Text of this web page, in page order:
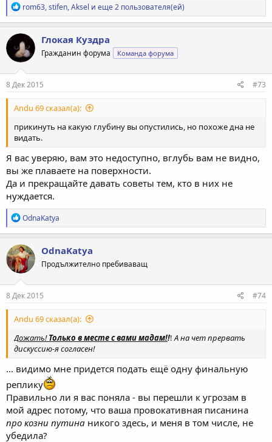
Р
е
а
к
ц
и
и
:
rom63,stifen,Aksel и еще 2 пользователя(ей)
Глокая Куздра
Гражданин форума Команда форума
8 Дек 2015 #73
Andu 69 сказал(а):
прикинуть на какую глубину вы опустились, но похоже дна не
видать.
Я вас уверяю, вам это недоступно, вглубь вам не видно,
вы же плаваете на поверхности.
Да и прекращайте давать советы тем, кто в них не
нуждается.
Р
е
а
к
ц
и
и
:
OdnaKatya
OdnaKatya
Продължително пребиваващ
8 Дек 2015 #74
Andu 69 сказал(а):
Дожать!Только в месте с вами мадам!!! А на чет прервать
дискуссию-я согласен!
... видимо мне придется подать ещё одну финальную
реплику
Правильно ли я вас поняла - вы перешли к угрозам в
мой адрес потому, что ваша провокативная писанина
про козни путина никого здесь, и меня в том числе, не
убедила?